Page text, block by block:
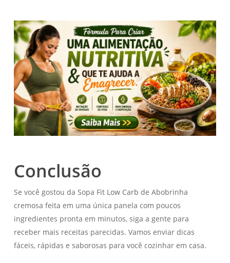
Conclusão
Se você gostou da Sopa Fit Low Carb de Abobrinha
cremosa feita em uma única panela com poucos
ingredientes pronta em minutos, siga a gente para
receber mais receitas parecidas. Vamos enviar dicas
fáceis, rápidas e saborosas para você cozinhar em casa.